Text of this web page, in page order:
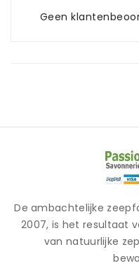
Geen
De ambachtelijke
2007, is het resultaat
van natuurlijke